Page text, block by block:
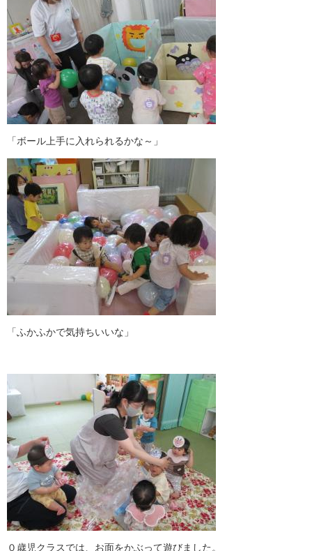
「ボール上手に入れられるかな～」
「ふかふかで気持ちいいな」
０歳児クラスでは、お面をかぶって遊びました。